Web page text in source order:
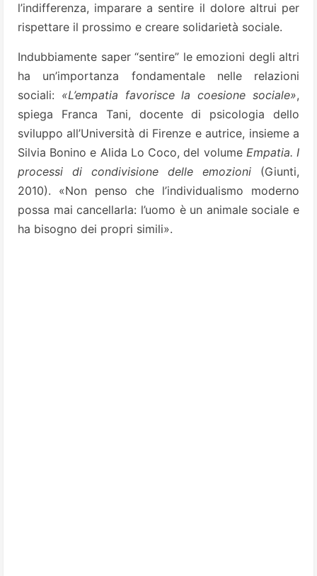
l’indifferenza, imparare a sentire il dolore altrui per
rispettare il prossimo e creare solidarietà sociale.
Indubbiamente saper “sentire” le emozioni degli altri
ha un’importanza fondamentale nelle relazioni
sociali: «L’empatia favorisce la coesione sociale»,
spiega Franca Tani, docente di psicologia dello
sviluppo all’Università di Firenze e autrice, insieme a
Silvia Bonino e Alida Lo Coco, del volume Empatia. I
processi di condivisione delle emozioni (Giunti,
2010). «Non penso che l’individualismo moderno
possa mai cancellarla: l’uomo è un animale sociale e
ha bisogno dei propri simili».